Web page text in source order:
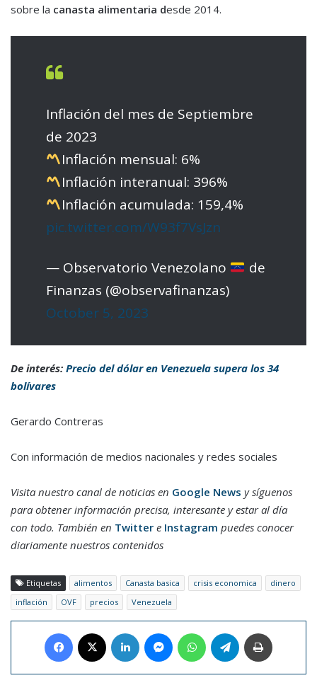
sobre la canasta alimentaria desde 2014.
Inflación del mes de Septiembre
de 2023
Inflación mensual: 6%
Inflación interanual: 396%
Inflación acumulada: 159,4%
pic.twitter.com/W93f7VsJzn
— Observatorio Venezolano
de
Finanzas (@observafinanzas)
October 5, 2023
De interés: Precio del dólar en Venezuela supera los 34
bolívares
Gerardo Contreras
Con información de medios nacionales y redes sociales
Visita nuestro canal de noticias en Google News y síguenos
para obtener información precisa, interesante y estar al día
con todo. También en Twitter e Instagram puedes conocer
diariamente nuestros contenidos
Etiquetas alimentos Canasta basica crisis economica
dinero
inflación
OVF precios Venezuela
Facebook LinkedIn MessengerWhatsAppTelegram